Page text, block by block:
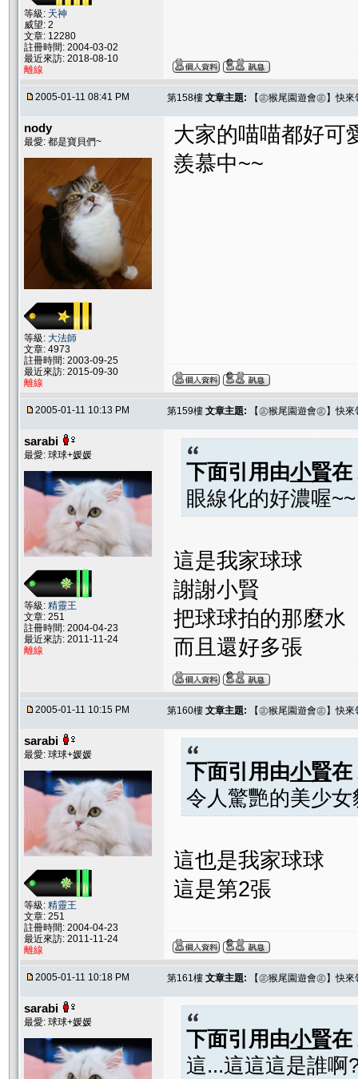
等級: 天神
威望: 2
文章: 12280
註冊時間: 2004-03-02
最近來訪: 2018-08-10
離線
2005-01-11 08:41 PM 第158樓 文章主題: 【㊣猴尾園遊會㊣】快
nody
最愛: 都是寶貝們~
等級: 大法師
文章: 4973
註冊時間: 2003-09-25
最近來訪: 2015-09-30
離線
大家的喵喵都好可
羨慕中~~
2005-01-11 10:13 PM 第159樓 文章主題: 【㊣猴尾園遊會㊣】快
sarabi
最愛: 球球+媛媛
等級: 精靈王
文章: 251
註冊時間: 2004-04-23
最近來訪: 2011-11-24
離線
下面引用由小賢在
眼線化的好濃喔~~
這是我家球球
謝謝小賢
把球球拍的那麼水
而且還好多張
2005-01-11 10:15 PM 第160樓 文章主題: 【㊣猴尾園遊會㊣】快
sarabi
最愛: 球球+媛媛
等級: 精靈王
文章: 251
註冊時間: 2004-04-23
最近來訪: 2011-11-24
離線
下面引用由小賢在
令人驚艷的美少女
這也是我家球球
這是第2張
2005-01-11 10:18 PM 第161樓 文章主題: 【㊣猴尾園遊會㊣】快
sarabi
最愛: 球球+媛媛
下面引用由小賢在
這...這這這是誰啊